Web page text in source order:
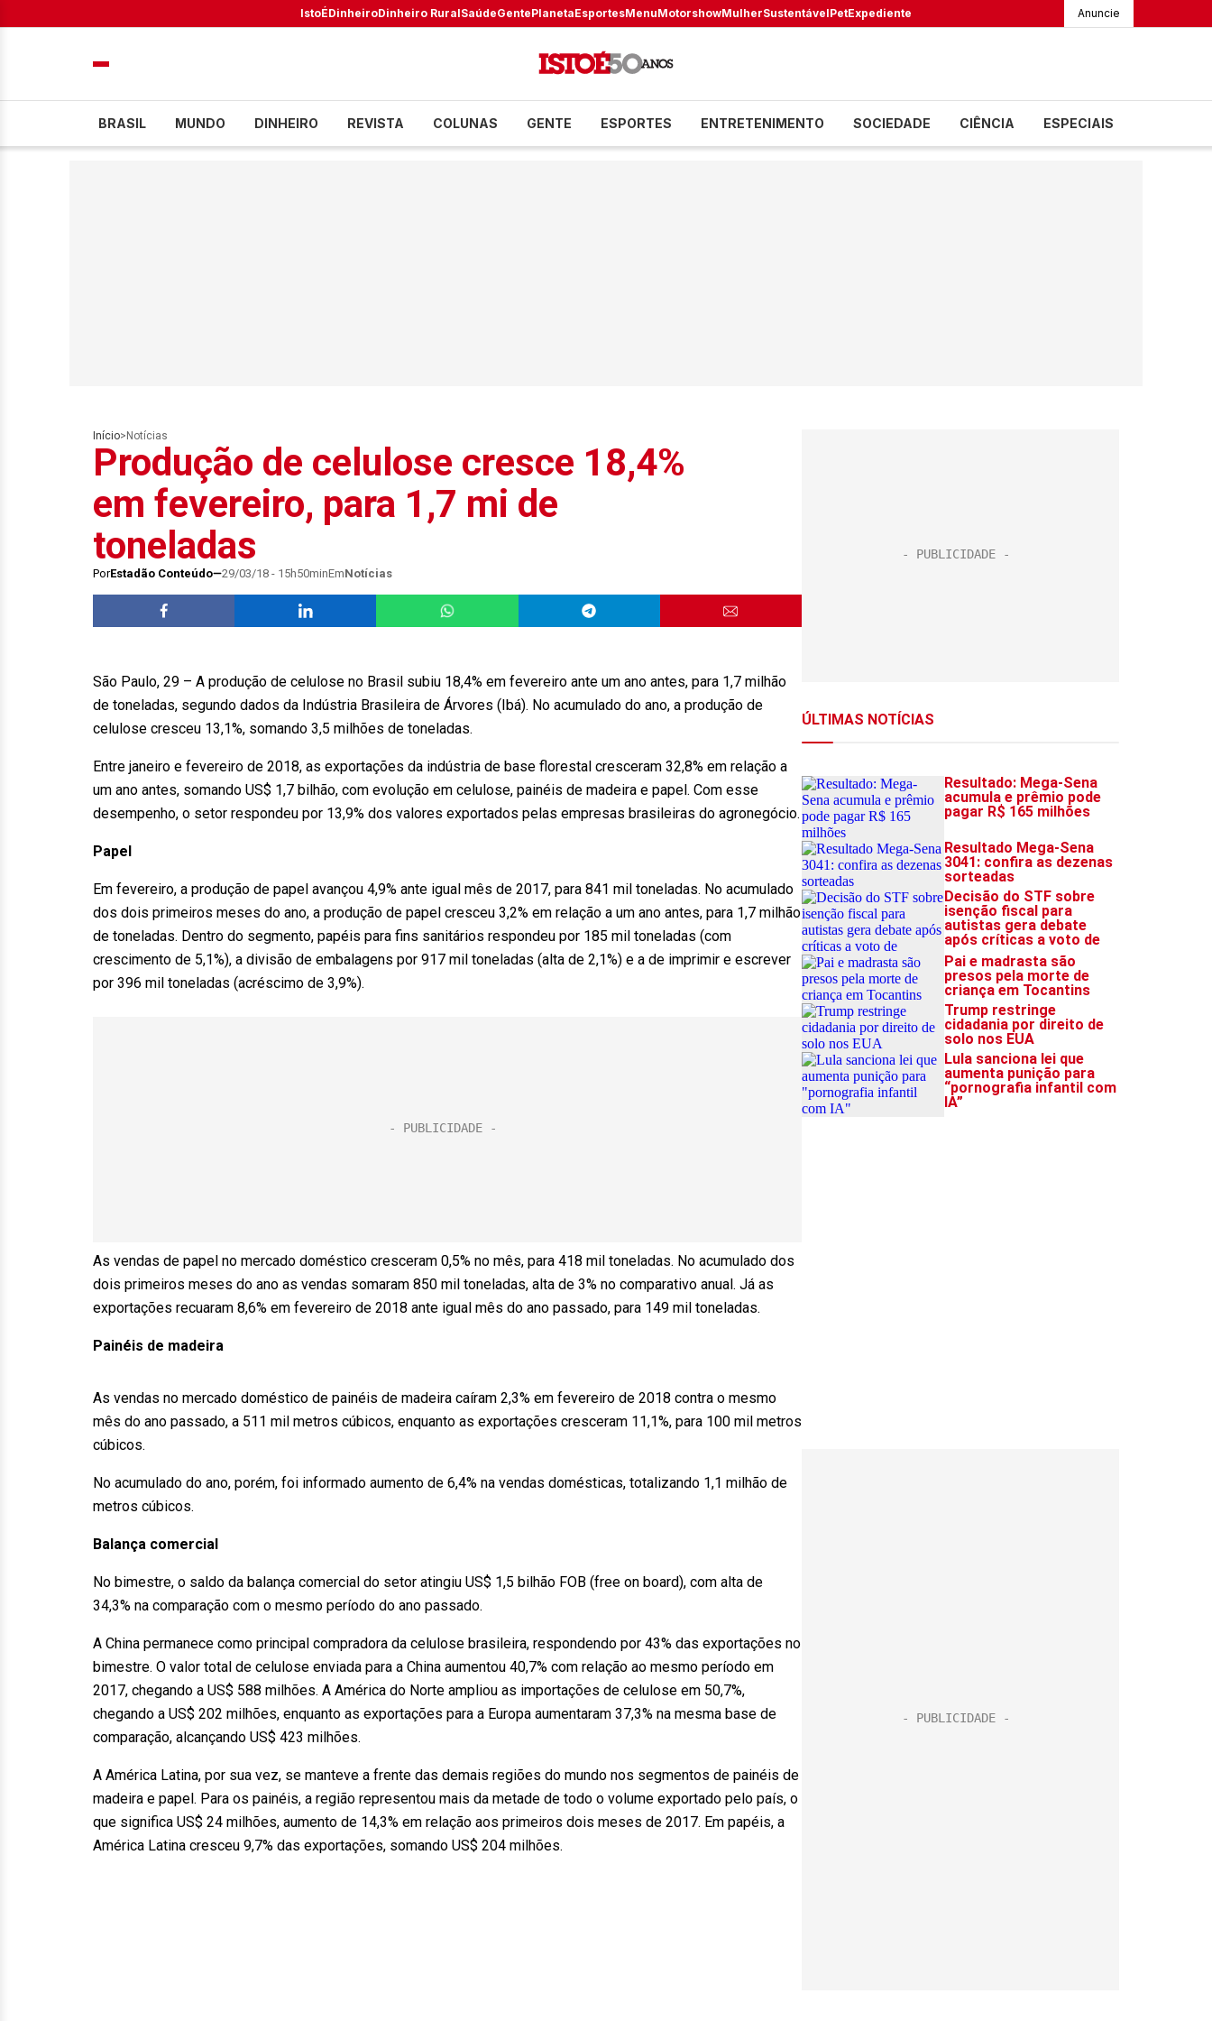
IstoÉDinheiroDinheiro RuralSaúdeGentePlanetaEsportesMenuMotorshowMulherSustentávelPetExpediente Anuncie
BRASIL MUNDO DINHEIRO REVISTA COLUNAS GENTE ESPORTES ENTRETENIMENTO SOCIEDADE CIÊNCIA ESPECIAIS
Início> Notícias
Produção de celulose cresce 18,4%
em fevereiro, para 1,7 mi de
toneladas
PorEstadão Conteúdo 29/03/18 - 15h50minEmNotícias
São Paulo, 29 – A produção de celulose no Brasil subiu 18,4% em fevereiro ante um ano antes, para 1,7 milhão
de toneladas, segundo dados da Indústria Brasileira de Árvores (Ibá). No acumulado do ano, a produção de
celulose cresceu 13,1%, somando 3,5 milhões de toneladas.
Entre janeiro e fevereiro de 2018, as exportações da indústria de base florestal cresceram 32,8% em relação a
um ano antes, somando US$ 1,7 bilhão, com evolução em celulose, painéis de madeira e papel. Com esse
desempenho, o setor respondeu por 13,9% dos valores exportados pelas empresas brasileiras do agronegócio.
Papel
Em fevereiro, a produção de papel avançou 4,9% ante igual mês de 2017, para 841 mil toneladas. No acumulado
dos dois primeiros meses do ano, a produção de papel cresceu 3,2% em relação a um ano antes, para 1,7 milhão
de toneladas. Dentro do segmento, papéis para fins sanitários respondeu por 185 mil toneladas (com
crescimento de 5,1%), a divisão de embalagens por 917 mil toneladas (alta de 2,1%) e a de imprimir e escrever
por 396 mil toneladas (acréscimo de 3,9%).
As vendas de papel no mercado doméstico cresceram 0,5% no mês, para 418 mil toneladas. No acumulado dos
dois primeiros meses do ano as vendas somaram 850 mil toneladas, alta de 3% no comparativo anual. Já as
exportações recuaram 8,6% em fevereiro de 2018 ante igual mês do ano passado, para 149 mil toneladas.
Painéis de madeira
As vendas no mercado doméstico de painéis de madeira caíram 2,3% em fevereiro de 2018 contra o mesmo
mês do ano passado, a 511 mil metros cúbicos, enquanto as exportações cresceram 11,1%, para 100 mil metros
cúbicos.
No acumulado do ano, porém, foi informado aumento de 6,4% na vendas domésticas, totalizando 1,1 milhão de
metros cúbicos.
Balança comercial
No bimestre, o saldo da balança comercial do setor atingiu US$ 1,5 bilhão FOB (free on board), com alta de
34,3% na comparação com o mesmo período do ano passado.
A China permanece como principal compradora da celulose brasileira, respondendo por 43% das exportações no
bimestre. O valor total de celulose enviada para a China aumentou 40,7% com relação ao mesmo período em
2017, chegando a US$ 588 milhões. A América do Norte ampliou as importações de celulose em 50,7%,
chegando a US$ 202 milhões, enquanto as exportações para a Europa aumentaram 37,3% na mesma base de
comparação, alcançando US$ 423 milhões.
A América Latina, por sua vez, se manteve a frente das demais regiões do mundo nos segmentos de painéis de
madeira e papel. Para os painéis, a região representou mais da metade de todo o volume exportado pelo país, o
que significa US$ 24 milhões, aumento de 14,3% em relação aos primeiros dois meses de 2017. Em papéis, a
América Latina cresceu 9,7% das exportações, somando US$ 204 milhões.